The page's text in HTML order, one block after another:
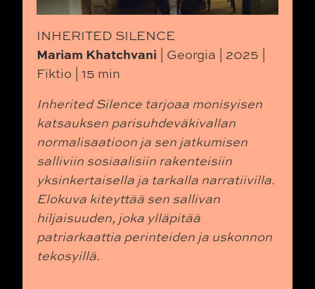
INHERITED SILENCE
Mariam Khatchvani | Georgia | 2025 |
Fiktio | 15 min
Inherited Silence tarjoaa monisyisen
katsauksen parisuhdeväkivallan
normalisaatioon ja sen jatkumisen
salliviin sosiaalisiin rakenteisiin
yksinkertaisella ja tarkalla narratiivilla.
Elokuva kiteyttää sen sallivan
hiljaisuuden, joka ylläpitää
patriarkaattia perinteiden ja uskonnon
tekosyillä.